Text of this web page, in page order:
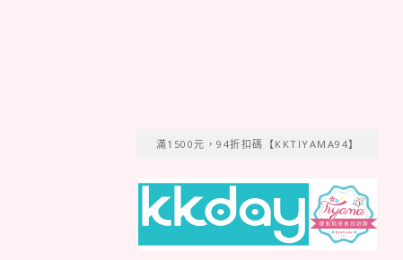
滿1500元，94折扣碼【KKTIYAMA94】